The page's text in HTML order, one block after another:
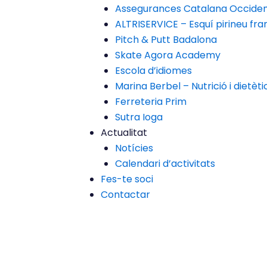
Assegurances Catalana
ALTRISERVICE – Esquí pirineu
Pitch & Putt Badalona
Skate Agora Academy
Escola d’idiomes
Marina Berbel – Nutrició i
Ferreteria Prim
Sutra Ioga
Actualitat
Notícies
Calendari d’activitats
Fes-te soci
Contactar